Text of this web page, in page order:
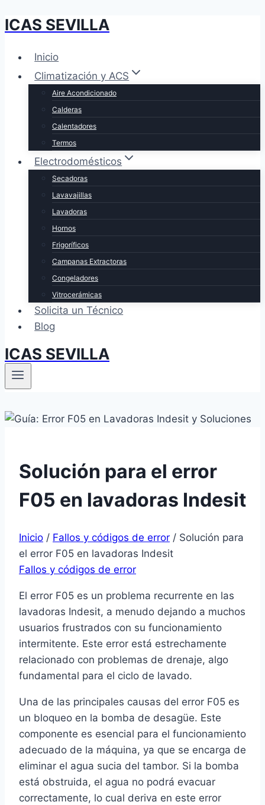
Saltar
contenido
ICAS SEVILLA
Inicio
Climatización y ACS
Aire Acondicionado
Calderas
Calentadores
Termos
Electrodomésticos
Secadoras
Lavavajillas
Lavadoras
Hornos
Frigoríficos
Campanas Extractoras
Congeladores
Vitrocerámicas
Solicita un Técnico
Blog
ICAS SEVILLA
Solución para el error
F05 en lavadoras Indesit
Inicio / Fallos y códigos de error / Solución para
el error F05 en lavadoras Indesit
Fallos y códigos de error
El error F05 es un problema recurrente en las
lavadoras Indesit, a menudo dejando a muchos
usuarios frustrados con su funcionamiento
intermitente. Este error está estrechamente
relacionado con problemas de drenaje, algo
fundamental para el ciclo de lavado.
Una de las principales causas del error F05 es
un bloqueo en la bomba de desagüe. Este
componente es esencial para el funcionamiento
adecuado de la máquina, ya que se encarga de
eliminar el agua sucia del tambor. Si la bomba
está obstruida, el agua no podrá evacuar
correctamente, lo cual deriva en este error